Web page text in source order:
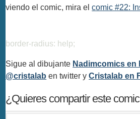
viendo el comic, mira elcomic #22:
border-radius: help;
Sigue al dibujante Nadimcomics en
@cristalab en twitter yCristalab en
¿Quieres compartir este